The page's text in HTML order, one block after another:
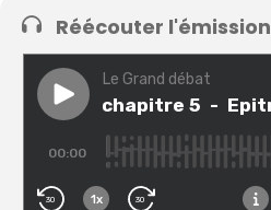
Réécouter l'émission